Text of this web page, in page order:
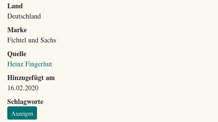
Land
Deutschland
Marke
Fichtel und Sachs
Quelle
Heinz Fingerhut
Hinzugefügt am
16.02.2020
Schlagworte
Anzeigen